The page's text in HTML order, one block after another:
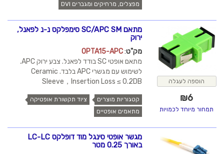
מפצלים, מרחיקים ומגברים DVI
הוספה לעגלה
₪6
תמחור מיוחד לכמויות
מתאם SC/APC SM סימפלקס נ-נ לפאנל,
ירוק
מק"ט:
OPTA15-APC
מתאם אופטי SC בודד לפאנל. צבע ירוק APC.
לשימוש עם מגשרי APC בלבד. Ceramic
Sleeve，Insertion Loss ≤ 0.2DB
קטגוריות מוצרים
ציוד תקשורת אופטיקה
מתאמים אופטיים
מגשר אופטי סינגל מוד דופלקס LC-LC
באורך 0.25 מטר